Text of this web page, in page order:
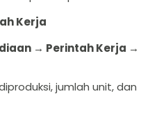
Kerja
→ Perintah Kerja →
jumlah unit, dan